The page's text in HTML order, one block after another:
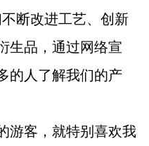
断改进工艺、创新
生品，通过网络宣
的人了解我们的产
客，就特别喜欢我